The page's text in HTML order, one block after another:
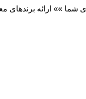
»» ارائه برندهای